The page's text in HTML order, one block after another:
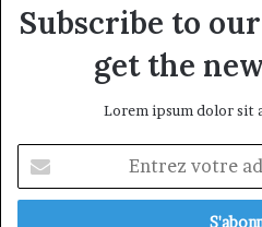
Subscribe to
get the
Lorem ipsum dolor sit
votre
adresse